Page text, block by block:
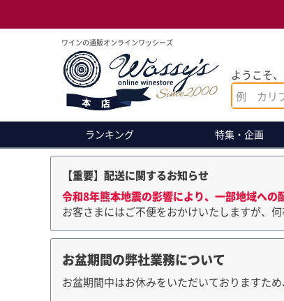
ワインの通販オンラインワッシーズ
ようこそ
ランキング 特集・企画
【重要】配送に関するお知らせ
令和8年熊本地震の影響により、一部地域への
お客さまにはご不便をおかけいたしますが、
お盆期間の弊社業務について
お盆期間中はお休みをいただいておりますた